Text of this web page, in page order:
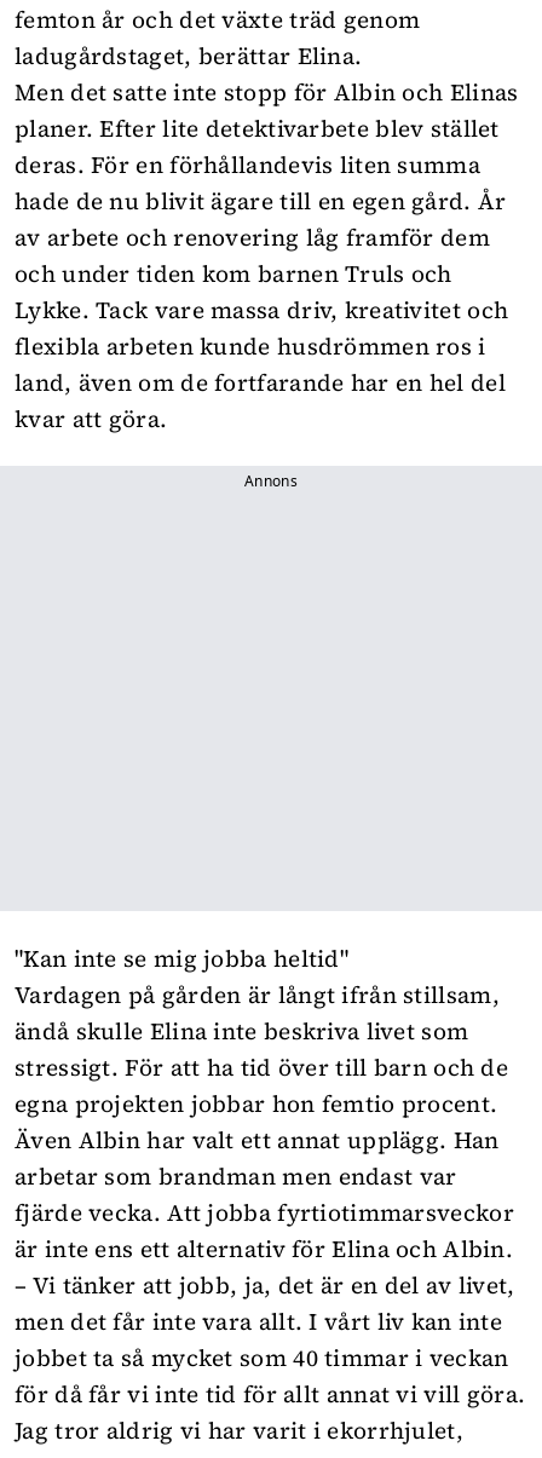
femton år och det växte träd genom
ladugårdstaget, berättar Elina.
Men det satte inte stopp för Albin och Elinas
planer. Efter lite detektivarbete blev stället
deras. För en förhållandevis liten summa
hade de nu blivit ägare till en egen gård. År
av arbete och renovering låg framför dem
och under tiden kom barnen Truls och
Lykke. Tack vare massa driv, kreativitet och
flexibla arbeten kunde husdrömmen ros i
land, även om de fortfarande har en hel del
kvar att göra.
Annons
"Kan inte se mig jobba heltid"
Vardagen på gården är långt ifrån stillsam,
ändå skulle Elina inte beskriva livet som
stressigt. För att ha tid över till barn och de
egna projekten jobbar hon femtio procent.
Även Albin har valt ett annat upplägg. Han
arbetar som brandman men endast var
fjärde vecka. Att jobba fyrtiotimmarsveckor
är inte ens ett alternativ för Elina och Albin.
– Vi tänker att jobb, ja, det är en del av livet,
men det får inte vara allt. I vårt liv kan inte
jobbet ta så mycket som 40 timmar i veckan
för då får vi inte tid för allt annat vi vill göra.
Jag tror aldrig vi har varit i ekorrhjulet,